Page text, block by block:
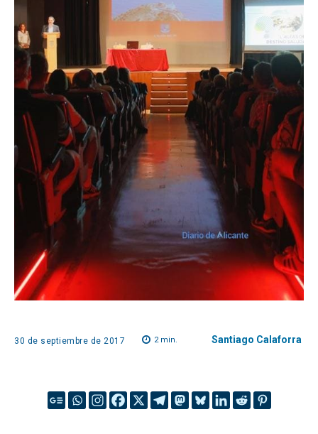
30 de septiembre de 2017 2min. Santiago Calaforra